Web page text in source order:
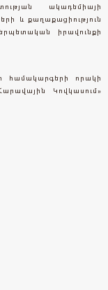
ակադեմիայի
և քաղաքացիություն
իրավունքի
համակարգերի որակի
Կովկասում»